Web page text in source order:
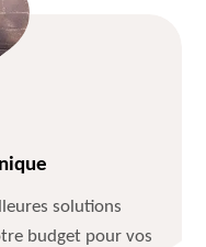
solutions
budget pour vos